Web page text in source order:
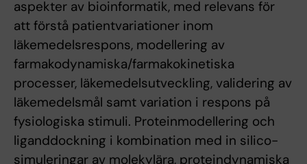
aspekter av bioinformatik, med relevans för
att förstå patientvariationer inom
läkemedelsrespons, modellering av
farmakodynamiska/farmakokinetiska
processer, läkemedelsutveckling, validering av
läkemedelsmål samt variation i respons på
fysiologiska stimuli. Proteinmodellering och
liganddockning i kombination med in silico-
simuleringar av molekylära, proteindynamiska